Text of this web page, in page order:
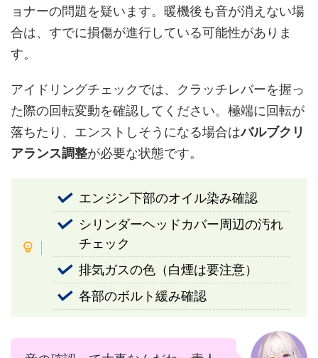
ョナーの問題を疑います。暖機後も音が消えない場
合は、すでに損傷が進行している可能性がありま
す。
アイドリングチェックでは、クラッチレバーを握っ
た際の回転変動を確認してください。極端に回転が
落ちたり、エンストしそうになる場合はバルブクリ
アランス調整が必要な状態です。
エンジン下部のオイル染み確認
シリンダーヘッドカバー周辺の汚れ
チェック
排気ガスの色（白煙は要注意）
各部のボルト緩み確認